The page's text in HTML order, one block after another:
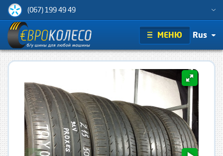
(067) 199 49 49
МЕНЮ Rus